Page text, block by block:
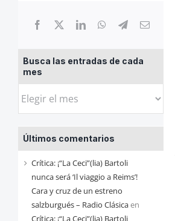
Busca las entradas de cada
mes
Busca
entradas
de
cada
mes
Últimos comentarios
Crítica: ¡“La Ceci”(lia) Bartoli
nunca será ‘Il viaggio a Reims’!
Cara y cruz de un estreno
salzburgués – Radio Clásicaen
Crítica: ¡“La Ceci”(lia) Bartoli